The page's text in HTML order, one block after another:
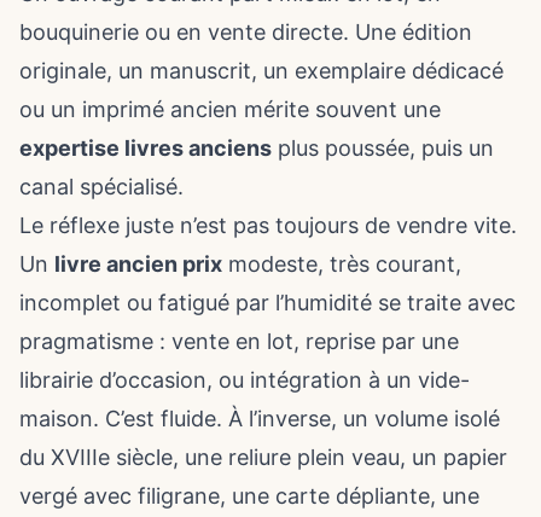
bouquinerie ou en vente directe. Une édition
originale, un manuscrit, un exemplaire dédicacé
ou un imprimé ancien mérite souvent une
expertise livres anciens plus poussée, puis un
canal spécialisé.
Le réflexe juste n’est pas toujours de vendre vite.
Un livre ancien prix modeste, très courant,
incomplet ou fatigué par l’humidité se traite avec
pragmatisme : vente en lot, reprise par une
librairie d’occasion, ou intégration à un vide-
maison. C’est fluide. À l’inverse, un volume isolé
du XVIIIe siècle, une reliure plein veau, un papier
vergé avec filigrane, une carte dépliante, une